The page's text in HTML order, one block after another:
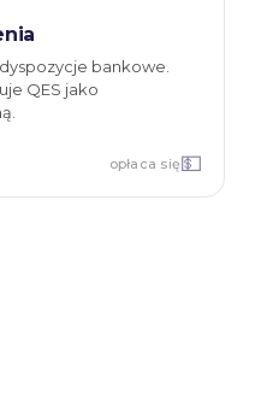
opłaca się💵
bankowe.
QES jako